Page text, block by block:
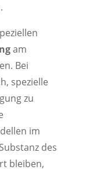
am
Bei
spezielle
zu
im
des
bleiben,